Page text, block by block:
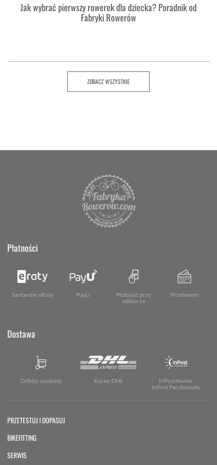
Jak wybrać pierwszy rowerek dla dziecka? Poradnik od
Fabryki Rowerów
ZOBACZ WSZYSTKIE
Płatności
Santander eRaty PayU
Płatność przy
odbiorze
Przelewem
Dostawa
Odbiór osobisty Kurier DHL
InPost Kurier
InPost Paczkomaty
PRZETESTUJ I DOPASUJ
BIKEFITTING
SERWIS